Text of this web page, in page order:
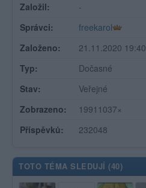
Založil:
-
Správci:
freekarol
Založeno:
21.11.2020 19:40
Typ:
Dočasné
Stav:
Veřejné
Zobrazeno:
19911037×
Příspěvků:
232048
TOTO TÉMA SLEDUJÍ (40)